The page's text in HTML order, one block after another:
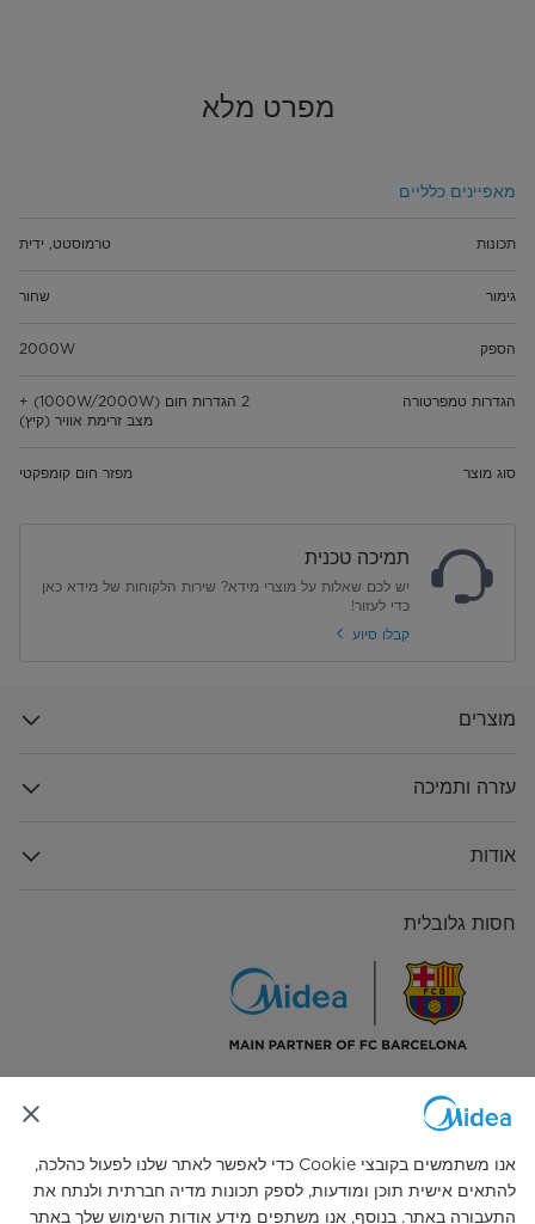
מפרט מלא
מאפיינים כלליים
תכונות טרמוסטט, ידית
גימור שחור
הספק 2000W
הגדרות טמפרטורה
2 הגדרות חום (1000W/2000W) +
מצב זרימת אוויר (קיץ)
סוג מוצר מפזר חום קומפקטי
תמיכה טכנית
יש לכם שאלות על מוצרי מידא? שירות הלקוחות של מידא כאן
כדי לעזור!
קבלו סיוע
מוצרים
עזרה ותמיכה
אודות
חסות גלובלית
התחבר אלינו
אנו משתמשים בקובצי Cookie כדי לאפשר לאתר שלנו לפעול כהלכה,
להתאים אישית תוכן ומודעות, לספק תכונות מדיה חברתית ולנתח את
התעבורה באתר. בנוסף, אנו משתפים מידע אודות השימוש שלך באתר